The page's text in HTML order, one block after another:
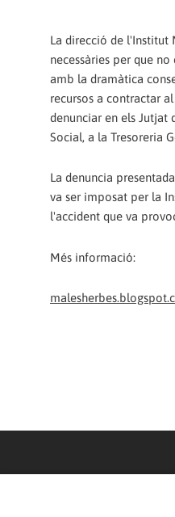
La direcció de l'Institut
necessàries per que
amb la dramàtica
recursos a contractar
denunciar en els Jutjat
Social, a la Tresoreria
La denuncia
va ser imposat per la
l'accident que va
Més informació: